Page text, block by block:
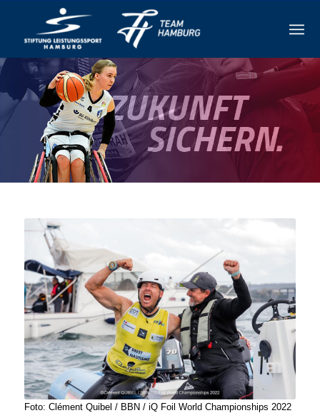
Foto: Clément Quibel / BBN / iQ Foil World Championships 2022